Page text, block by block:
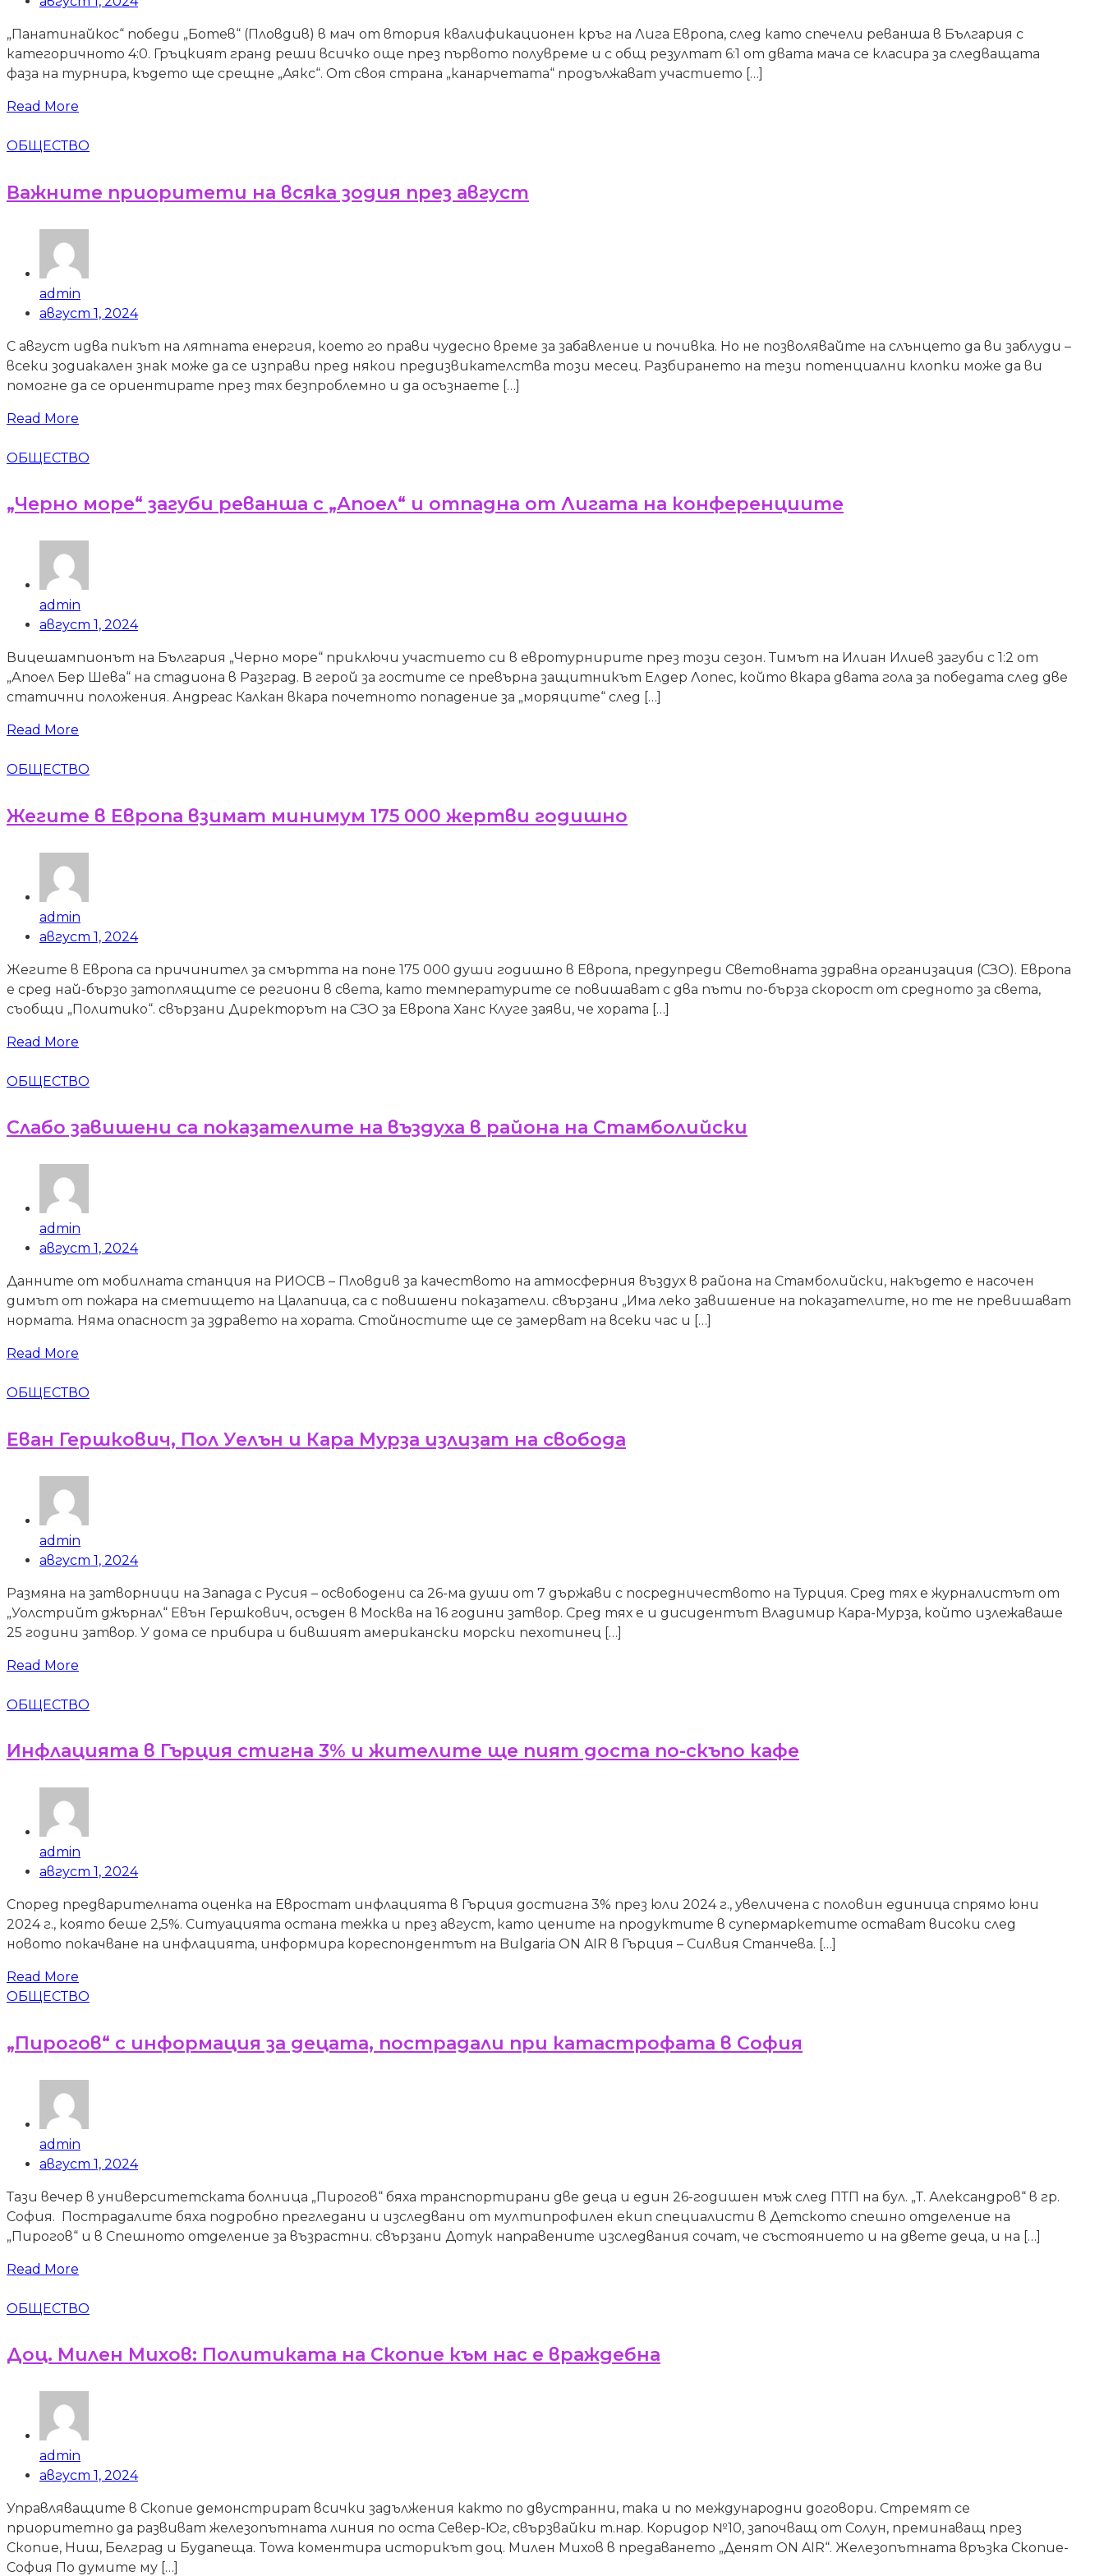
„Панатинайкос“ победи „Ботев“ (Пловдив) в мач от втория квалификационен кръг на Лига Европа, след като спечели реванша в България с
категоричното 4:0. Гръцкият гранд реши всичко още през първото полувреме и с общ резултат 6:1 от двата мача се класира за следващата
фаза на турнира, където ще срещне „Аякс“. От своя страна „канарчетата“ продължават участието […]
Read More
ОБЩЕСТВО
Важните приоритети на всяка зодия през август
admin
август 1, 2024
С август идва пикът на лятната енергия, което го прави чудесно време за забавление и почивка. Но не позволявайте на слънцето да ви заблуди –
всеки зодиакален знак може да се изправи пред някои предизвикателства този месец. Разбирането на тези потенциални клопки може да ви
помогне да се ориентирате през тях безпроблемно и да осъзнаете […]
Read More
ОБЩЕСТВО
„Черно море“ загуби реванша с „Апоел“ и отпадна от Лигата на конференциите
admin
август 1, 2024
Вицешампионът на България „Черно море“ приключи участието си в евротурнирите през този сезон. Тимът на Илиан Илиев загуби с 1:2 от
„Апоел Бер Шева“ на стадиона в Разград. В герой за гостите се превърна защитникът Елдер Лопес, който вкара двата гола за победата след две
статични положения. Андреас Калкан вкара почетното попадение за „моряците“ след […]
Read More
ОБЩЕСТВО
Жегите в Европа взимат минимум 175 000 жертви годишно
admin
август 1, 2024
Жегите в Европа са причинител за смъртта на поне 175 000 души годишно в Европа, предупреди Световната здравна организация (СЗО). Европа
е сред най-бързо затоплящите се региони в света, като температурите се повишават с два пъти по-бърза скорост от средното за света,
съобщи „Политико“. свързани Директорът на СЗО за Европа Ханс Клуге заяви, че хората […]
Read More
ОБЩЕСТВО
Слабо завишени са показателите на въздуха в района на Стамболийски
admin
август 1, 2024
Данните от мобилната станция на РИОСВ – Пловдив за качеството на атмосферния въздух в района на Стамболийски, накъдето е насочен
димът от пожара на сметището на Цалапица, са с повишени показатели. свързани „Има леко завишение на показателите, но те не превишават
нормата. Няма опасност за здравето на хората. Стойностите ще се замерват на всеки час и […]
Read More
ОБЩЕСТВО
Еван Гершкович, Пол Уелън и Кара Мурза излизат на свобода
admin
август 1, 2024
Размяна на затворници на Запада с Русия – освободени са 26-ма души от 7 държави с посредничеството на Турция. Сред тях е журналистът от
„Уолстрийт джърнал“ Евън Гершкович, осъден в Москва на 16 години затвор. Сред тях е и дисидентът Владимир Кара-Мурза, който излежаваше
25 години затвор. У дома се прибира и бившият американски морски пехотинец […]
Read More
ОБЩЕСТВО
Инфлацията в Гърция стигна 3% и жителите ще пият доста по-скъпо кафе
admin
август 1, 2024
Според предварителната оценка на Евростат инфлацията в Гърция достигна 3% през юли 2024 г., увеличена с половин единица спрямо юни
2024 г., която беше 2,5%. Ситуацията остана тежка и през август, като цените на продуктите в супермаркетите остават високи след
новото покачване на инфлацията, информира кореспондентът на Bulgaria ON AIR в Гърция – Силвия Станчева. […]
Read More
ОБЩЕСТВО
„Пирогов“ с информация за децата, пострадали при катастрофата в София
admin
август 1, 2024
Тази вечер в университетската болница „Пирогов“ бяха транспортирани две деца и един 26-годишен мъж след ПТП на бул. „Т. Александров“ в гр.
София. Пострадалите бяха подробно прегледани и изследвани от мултипрофилен екип специалисти в Детското спешно отделение на
„Пирогов“ и в Спешното отделение за възрастни. свързани Дотук направените изследвания сочат, че състоянието и на двете деца, и на […]
Read More
ОБЩЕСТВО
Доц. Милен Михов: Политиката на Скопие към нас е враждебна
admin
август 1, 2024
Управляващите в Скопие демонстрират всички задължения както по двустранни, така и по международни договори. Стремят се
приоритетно да развиват железопътната линия по оста Север-Юг, свързвайки т.нар. Коридор №10, започващ от Солун, преминаващ през
Скопие, Ниш, Белград и Будапеща. Towa коментира историкът доц. Милен Михов в предаването „Денят ON AIR“. Железопътната връзка Скопие-
София По думите му […]